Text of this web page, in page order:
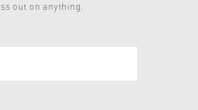
out on anything.